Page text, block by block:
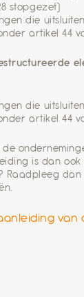
stopgezet)
die
artikel 44
die
artikel 44
is dan ook
Raadpleeg
van